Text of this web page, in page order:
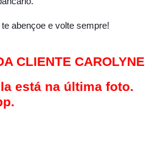
abençoe e volte sempre!
CLIENTE CAROLYNE
está na última foto.